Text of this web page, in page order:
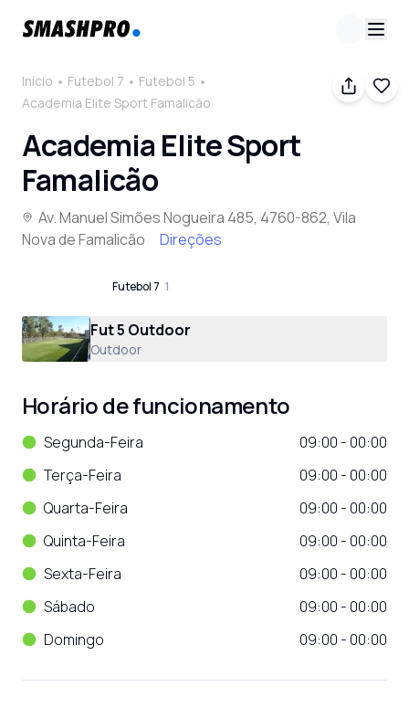
Início Futebol 7
Futebol 5
Academia Elite Sport Famalicão
Academia Elite Sport
Famalicão
Av. Manuel Simões Nogueira 485, 4760-862, Vila
Nova de Famalicão
Direções
Futebol 7 1
Fut 5 Outdoor
Outdoor
Horário de funcionamento
Segunda-Feira
09:00 - 00:00
Terça-Feira
09:00 - 00:00
Quarta-Feira
09:00 - 00:00
Quinta-Feira
09:00 - 00:00
Sexta-Feira
09:00 - 00:00
Sábado
09:00 - 00:00
Domingo
09:00 - 00:00